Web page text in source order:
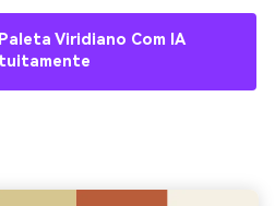
Viridiano Com IA